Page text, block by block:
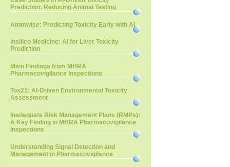
Prediction: Reducing Animal Testing
Atomwise: Predicting Toxicity Early with AI
Insilico Medicine: AI for Liver Toxicity
Prediction
Main Findings from MHRA
Pharmacovigilance Inspections
Tox21: AI-Driven Environmental Toxicity
Assessment
Inadequate Risk Management Plans (RMPs):
A Key Finding in MHRA Pharmacovigilance
Inspections
Understanding Signal Detection and
Management in Pharmacovigilance